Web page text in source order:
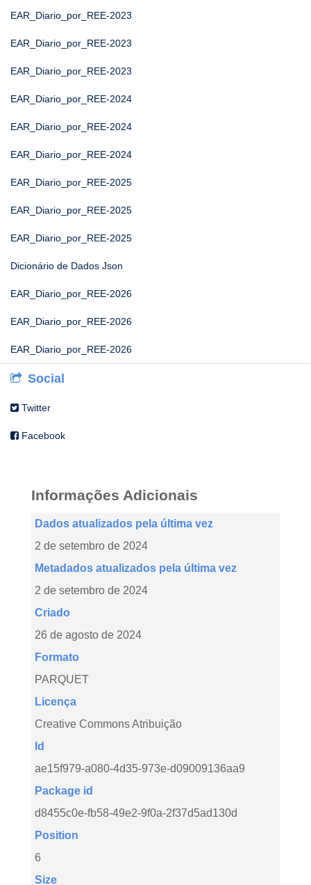
EAR_Diario_por_REE-2023
EAR_Diario_por_REE-2023
EAR_Diario_por_REE-2023
EAR_Diario_por_REE-2024
EAR_Diario_por_REE-2024
EAR_Diario_por_REE-2024
EAR_Diario_por_REE-2025
EAR_Diario_por_REE-2025
EAR_Diario_por_REE-2025
Dicionário de Dados Json
EAR_Diario_por_REE-2026
EAR_Diario_por_REE-2026
EAR_Diario_por_REE-2026
Social
Twitter
Facebook
Informações Adicionais
Dados atualizados pela última vez
2 de setembro de 2024
Metadados atualizados pela última vez
2 de setembro de 2024
Criado
26 de agosto de 2024
Formato
PARQUET
Licença
Creative Commons Atribuição
Id
ae15f979-a080-4d35-973e-d09009136aa9
Package id
d8455c0e-fb58-49e2-9f0a-2f37d5ad130d
Position
6
Size